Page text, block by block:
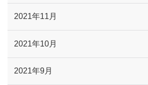
2021年11月
2021年10月
2021年9月